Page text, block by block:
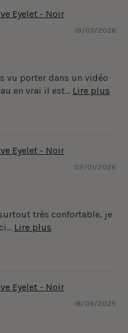
Eyelet - Noir
19/03/2026
vu porter dans un vidéo
en vrai il est... Lire plus
Eyelet - Noir
02/01/2026
très confortable, je
Lire plus
Eyelet - Noir
18/09/2025